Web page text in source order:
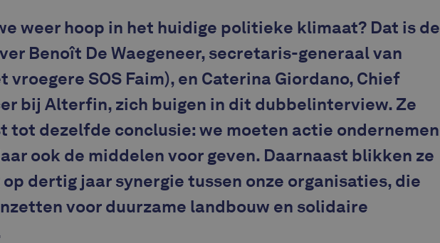
weer hoop in het huidige politieke klimaat? Dat is de
Benoît De Waegeneer, secretaris-generaal van
vroegere SOS Faim), en Caterina Giordano, Chief
bij Alterfin, zich buigen in dit dubbelinterview. Ze
tot dezelfde conclusie: we moeten actie ondernemen
ook de middelen voor geven. Daarnaast blikken ze
dertig jaar synergie tussen onze organisaties, die
voor duurzame landbouw en solidaire